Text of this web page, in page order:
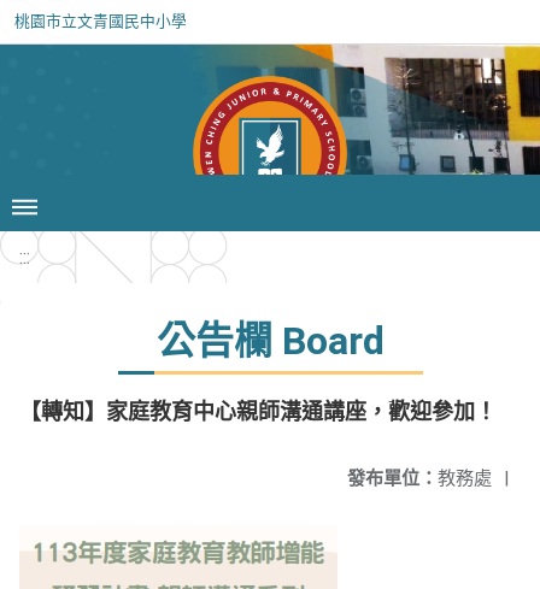
桃園市立文青國民中小學
:::
公告欄 Board
【轉知】家庭教育中心親師溝通講座，歡迎參加！
發布單位： 教務處 |